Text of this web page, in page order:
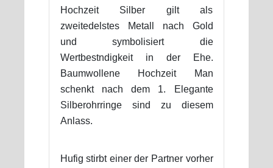
Hochzeit Silber gilt als
zweitedelstes Metall nach Gold
und symbolisiert die
Wertbestndigkeit in der Ehe.
Baumwollene Hochzeit Man
schenkt nach dem 1. Elegante
Silberohrringe sind zu diesem
Anlass.
Hufig stirbt einer der Partner vorher